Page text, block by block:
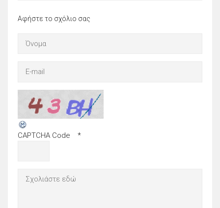
Αφήστε το σχόλιο σας
CAPTCHA Code *